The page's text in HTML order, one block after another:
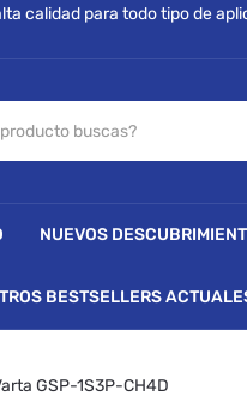
calidad para todo tipo de
NUEVOS
BESTSELLERS
GSP-1S3P-CH4D